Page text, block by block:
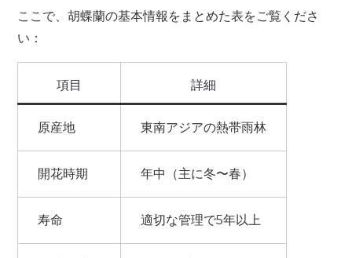
ここで、胡蝶蘭の基本情報をまとめた表をご覧くださ
い：
項目 詳細
原産地 東南アジアの熱帯雨林
開花時期 年中（主に冬〜春）
寿命 適切な管理で5年以上